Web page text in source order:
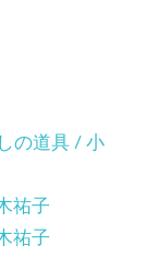
の道具 / 小
祐子
祐子